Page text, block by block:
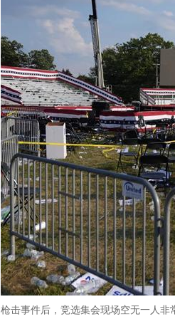
枪击事件后，竞选集会现场空无一人非